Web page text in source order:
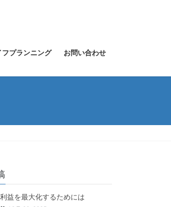
フプランニング お問い合わせ
利益を最大化するためには